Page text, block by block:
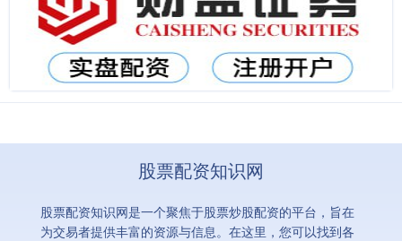
股票配资知识网
股票配资知识网是一个聚焦于股票炒股配资的平台，旨在
为交易者提供丰富的资源与信息。在这里，您可以找到各